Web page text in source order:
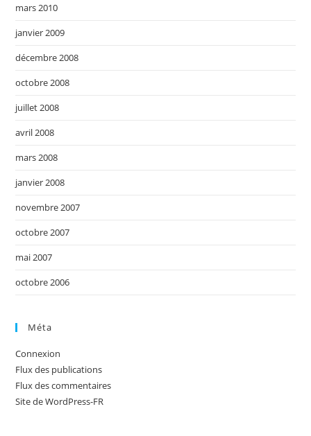
mars 2010
janvier 2009
décembre 2008
octobre 2008
juillet 2008
avril 2008
mars 2008
janvier 2008
novembre 2007
octobre 2007
mai 2007
octobre 2006
Méta
Connexion
Flux des publications
Flux des commentaires
Site de WordPress-FR